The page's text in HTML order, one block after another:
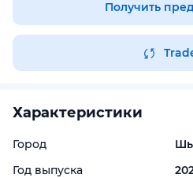
Получить
Характеристики
Город
Год выпуска